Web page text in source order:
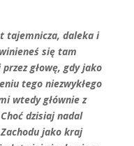
tajemnicza, daleka i
się tam
głowę, gdy jako
tego niezwykłego
wtedy głównie z
dzisiaj nadal
jako kraj